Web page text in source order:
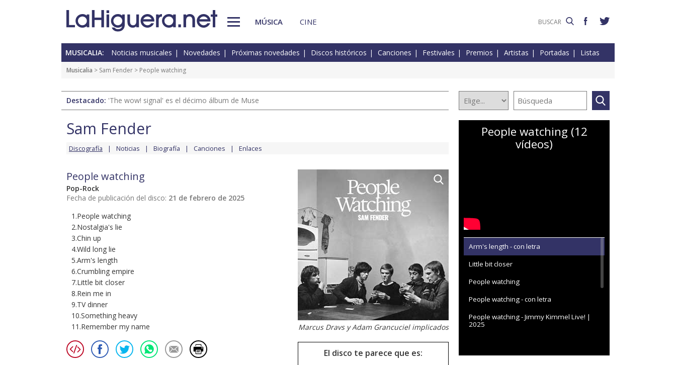
MÚSICA CINE
MUSICALIA: Noticias musicales Novedades Próximas novedades Discos históricos Canciones Festivales Premios Artistas Portadas Listas
Musicalia > Sam Fender > People watching
Destacado: 'The wow! signal' es el décimo álbum de Muse
Sam Fender
Discografía Noticias Biografía Canciones Enlaces
People watching
Pop-Rock
Fecha de publicación del disco: 21 de febrero de 2025
1.People watching
2.Nostalgia's lie
3.Chin up
4.Wild long lie
5.Arm's length
6.Crumbling empire
7.Little bit closer
8.Rein me in
9.TV dinner
10.Something heavy
11.Remember my name
Marcus Dravs y Adam Grancuciel implicados
El disco te parece que es:
People watching (12
vídeos)
Arm's length - con letra
Little bit closer
People watching
People watching - con letra
People watching - Jimmy Kimmel Live! |
2025